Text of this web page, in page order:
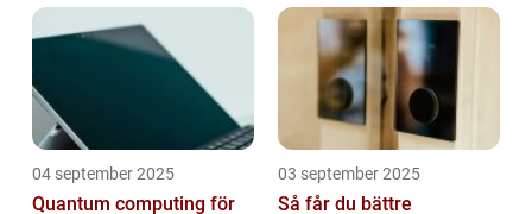
04 september 2025
Quantum computing för
03 september 2025
Så får du bättre